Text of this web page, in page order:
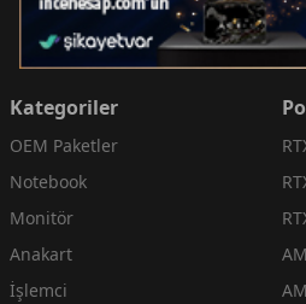
Kategoriler
OEM Paketler
Notebook
Monitör
Anakart
İşlemci